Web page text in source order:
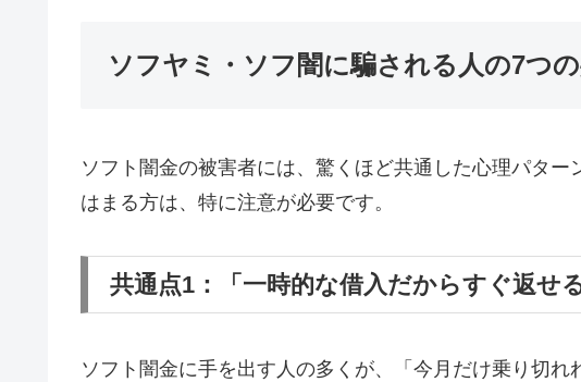
ソフヤミ・ソフ闇に騙される人の7つ
ソフト闇金の被害者には、驚くほど共通した心理パタ
はまる方は、特に注意が必要です。
共通点1：「一時的な借入だからすぐ返せ
ソフト闇金に手を出す人の多くが、「今月だけ乗り切れ